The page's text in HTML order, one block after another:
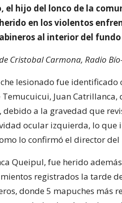
el hijo del lonco de la
en los violentos
al interior del
Cristobal Carmona, Radio
lesionado fue
Temucuicui, Juan
debido a la gravedad que
ocular izquierda, lo
lo confirmó el director
Queipul, fue herido
registrados la tarde
donde 5 mapuches más